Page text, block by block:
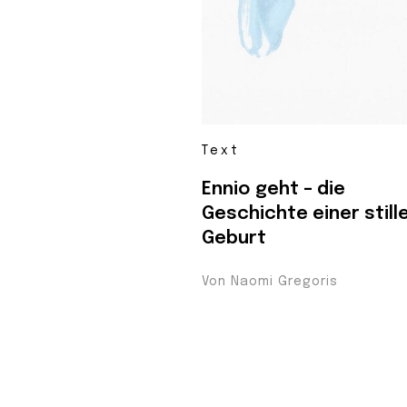
Text
Ennio geht – die
Geschichte einer
Geburt
Von Naomi Gregoris